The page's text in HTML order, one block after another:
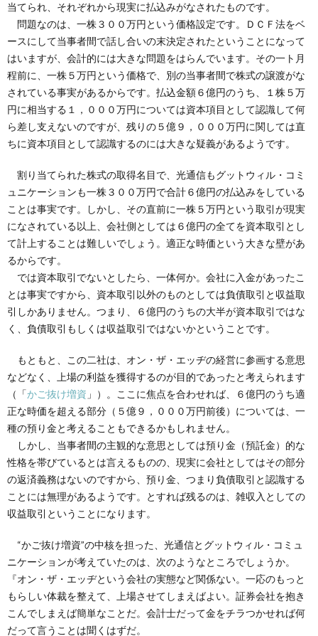
当てられ、それぞれから現実に払込みがなされたものです。
問題なのは、一株３００万円という価格設定です。ＤＣＦ法をベ
ースにして当事者間で話し合いの末決定されたということになって
はいますが、会計的には大きな問題をはらんでいます。その一ト月
程前に、一株５万円という価格で、別の当事者間で株式の譲渡がな
されている事実があるからです。払込金額６億円のうち、１株５万
円に相当する１，０００万円については資本項目として認識して何
ら差し支えないのですが、残りの５億９，０００万円に関しては直
ちに資本項目として認識するのには大きな疑義があるようです。
割り当てられた株式の取得名目で、光通信もグットウィル・コミ
ュニケーションも一株３００万円で合計６億円の払込みをしている
ことは事実です。しかし、その直前に一株５万円という取引が現実
になされている以上、会社側としては６億円の全てを資本取引とし
て計上することは難しいでしょう。適正な時価という大きな壁があ
るからです。
では資本取引でないとしたら、一体何か。会社に入金があったこ
とは事実ですから、資本取引以外のものとしては負債取引と収益取
引しかありません。つまり、６億円のうちの大半が資本取引ではな
く、負債取引もしくは収益取引ではないかということです。
もともと、この二社は、オン・ザ・エッヂの経営に参画する意思
などなく、上場の利益を獲得するのが目的であったと考えられます
（「かご抜け増資 」）。ここに焦点を合わせれば、６億円のうち適
正な時価を超える部分（５億９，０００万円前後）については、一
種の預り金と考えることもできるかもしれません。
しかし、当事者間の主観的な意思としては預り金（預託金）的な
性格を帯びているとは言えるものの、現実に会社としてはその部分
の返済義務はないのですから、預り金、つまり負債取引と認識する
ことには無理があるようです。とすれば残るのは、雑収入としての
収益取引ということになります。
“かご抜け増資”の中核を担った、光通信とグットウィル・コミュ
ニケーションが考えていたのは、次のようなところでしょうか。
『オン・ザ・エッヂという会社の実態など関係ない。一応のもっと
もらしい体裁を整えて、上場させてしまえばよい。証券会社を抱き
こんでしまえば簡単なことだ。会計士だって金をチラつかせれば何
だって言うことは聞くはずだ。